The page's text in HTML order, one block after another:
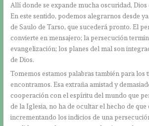
Allí donde se expande mucha oscuridad,
En este sentido, podemos alegrarnos desde
de Saulo de Tarso, que sucederá pronto. El
convierte en mensajero; la persecución
evangelización; los planes del mal son
de Dios.
Tomemos estamos palabras también para los
encontramos. Esa extraña amistad y
cooperación con el espíritu del mundo que
de la Iglesia, no ha de ocultar el hecho de que
incrementando los indicios de una